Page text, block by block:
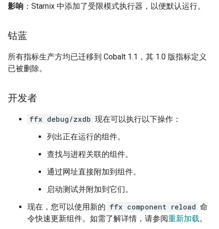
影响 ：Starnix 中添加了受限模式执行器，以便默认运行。
钴蓝
所有指标生产方均已迁移到 Cobalt 1.1，其 1.0 版指标定义
已被删除。
开发者
ffx debug/zxdb 现在可以执行以下操作：
列出正在运行的组件。
查找与进程关联的组件。
通过网址直接附加到组件。
启动测试并附加到它们。
现在，您可以使用新的 ffx component reload 命
令快速更新组件。如需了解详情，请参阅重新加载。